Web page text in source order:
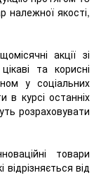
належної якості,
акції зі
та корисні
у соціальних
курсі останніх
розраховувати
товари
відрізняється від